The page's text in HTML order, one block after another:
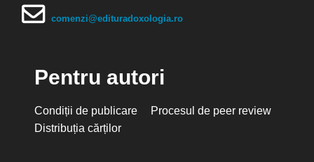
comenzi@edituradoxologia.ro
Pentru autori
Condiții de publicare
Procesul de peer review
Distribuția cărților